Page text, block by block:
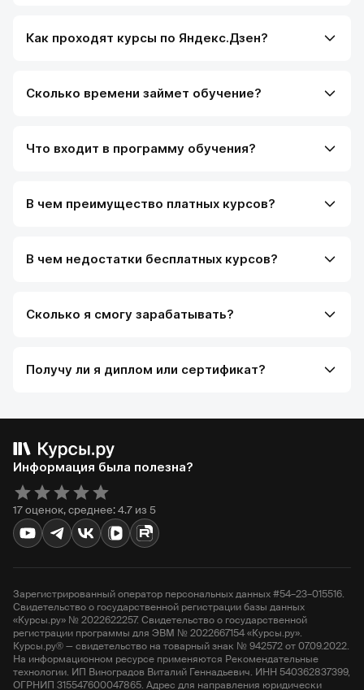
знания и навыки
Как проходят курсы по Яндекс.Дзен?
Сколько времени займет обучение?
Что входит в программу обучения?
В чем преимущество платных курсов?
В чем недостатки бесплатных курсов?
Сколько я смогу зарабатывать?
Получу ли я диплом или сертификат?
Информация была полезна?
17 оценок, среднее: 4.7 из 5
Зарегистрированный оператор персональных данных #54–23–015516.
Свидетельство о государственной регистрации базы данных
«Курсы.ру» № 2022622257. Свидетельство о государственной
регистрации программы для ЭВМ № 2022667154 «Курсы.ру».
Курсы.ру® — свидетельство на товарный знак № 942572 от 07.09.2022.
На информационном ресурсе применяются Рекомендательные
технологии. ИП Виноградов Виталий Геннадьевич. ИНН 540362837399,
ОГРНИП 315547600047865. Адрес для направления юридически